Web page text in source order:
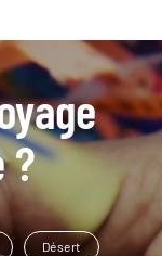
?
Désert